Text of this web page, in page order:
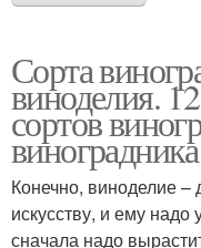
Сорта
виноделия.
сортов
виноградника
Конечно, виноделие –
искусству, и ему
сначала надо